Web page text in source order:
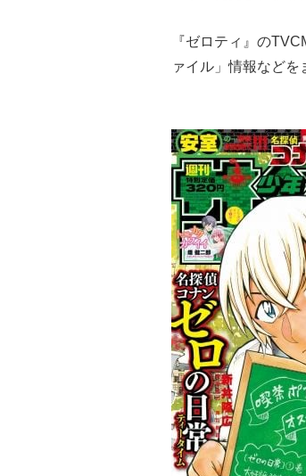
『ゼロティ』の
ァイル」情報などを